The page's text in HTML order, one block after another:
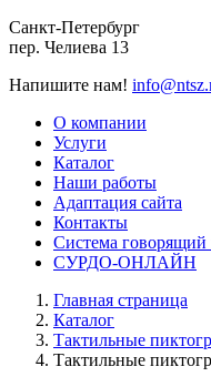
Санкт-Петербург
пер. Челиева 13
Напишите нам!
О компании
Услуги
Каталог
Наши работы
Адаптация сайта
Контакты
Система говорящий
СУРДО-ОНЛАЙН
Главная страница
Каталог
Тактильные
Тактильные